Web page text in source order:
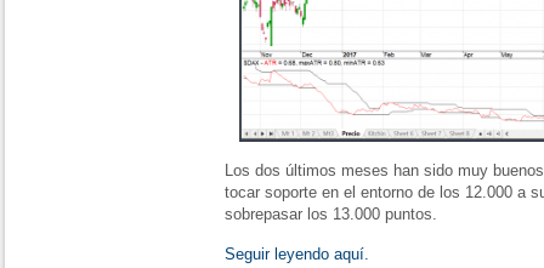
Los dos últimos meses han sido muy
tocar soporte en el entorno de los 12.000 a
sobrepasar los 13.000 puntos.
Seguir leyendo aquí.